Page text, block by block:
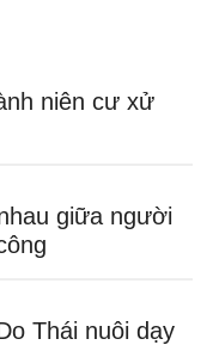
niên cư xử
giữa người
Thái nuôi dạy